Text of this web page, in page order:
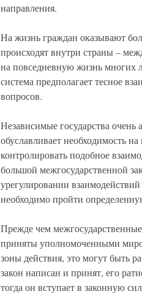
направления.
На жизнь граждан оказывают
происходят внутри страны –
на повседневную жизнь многих
система предполагает тесное
вопросов.
Независимые государства
обуславливает необходимость
контролировать подобное
большой межгосударственной
урегулировании
необходимо пройти
Прежде чем
приняты уполномоченными
зоны действия, это могут
закон написан и принят, его
тогда он вступает в законную